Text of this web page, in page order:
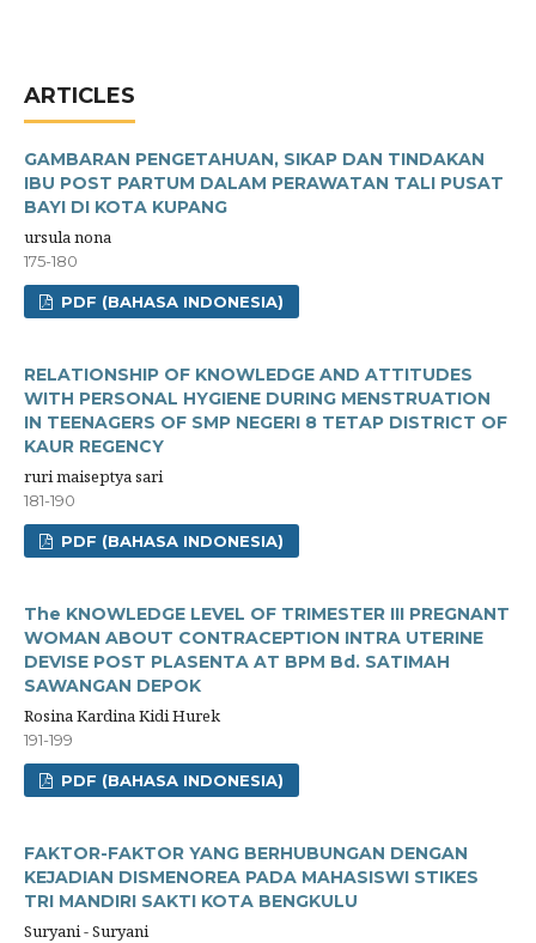
ARTICLES
GAMBARAN PENGETAHUAN, SIKAP DAN TINDAKAN
IBU POST PARTUM DALAM PERAWATAN TALI PUSAT
BAYI DI KOTA KUPANG
ursula nona
175-180
PDF (BAHASA INDONESIA)
RELATIONSHIP OF KNOWLEDGE AND ATTITUDES
WITH PERSONAL HYGIENE DURING MENSTRUATION
IN TEENAGERS OF SMP NEGERI 8 TETAP DISTRICT OF
KAUR REGENCY
ruri maiseptya sari
181-190
PDF (BAHASA INDONESIA)
The KNOWLEDGE LEVEL OF TRIMESTER III PREGNANT
WOMAN ABOUT CONTRACEPTION INTRA UTERINE
DEVISE POST PLASENTA AT BPM Bd. SATIMAH
SAWANGAN DEPOK
Rosina Kardina Kidi Hurek
191-199
PDF (BAHASA INDONESIA)
FAKTOR-FAKTOR YANG BERHUBUNGAN DENGAN
KEJADIAN DISMENOREA PADA MAHASISWI STIKES
TRI MANDIRI SAKTI KOTA BENGKULU
Suryani - Suryani